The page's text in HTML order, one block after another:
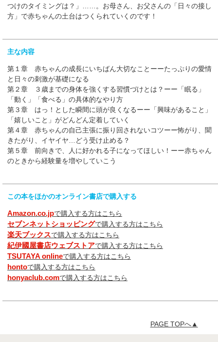
つけのタイミングは？」……。お母さん、お父さんの「日々の接し
方」で赤ちゃんの土台はつくられていくのです！
主な内容
第１章 赤ちゃんの成長にいちばん大切なことーーたっぷりの愛情
と日々の刺激が基礎になる
第２章 ３歳までの身体を強くする習慣づけとは？ーー「眠る」
「動く」「食べる」の具体的なやり方
第３章 はっ！とした瞬間に頭が良くなるーー「興味があること」
「嬉しいこと」がどんどん定着していく
第４章 赤ちゃんの自己主張に振り回されないコツーー怖がり、聞
きたがり、イヤイヤ…どう受け止める？
第５章 前向きで、人に好かれる子になってほしい！ーー赤ちゃん
のときから経験量を増やしていこう
この本をほかのオンライン書店で購入する
Amazon.co.jpで購入する方はこちら
セブンネットショッピングで購入する方はこちら
楽天ブックスで購入する方はこちら
紀伊國屋書店ウェブストアで購入する方はこちら
TSUTAYA onlineで購入する方はこちら
hontoで購入する方はこちら
honyaclub.comで購入する方はこちら
PAGE TOPへ▲